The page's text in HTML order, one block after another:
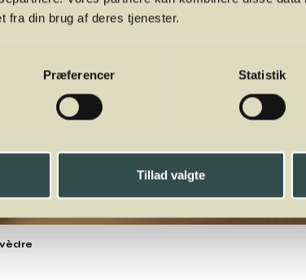
fra din brug af deres tjenester.
Præferencer Statistik
Tillad valgte